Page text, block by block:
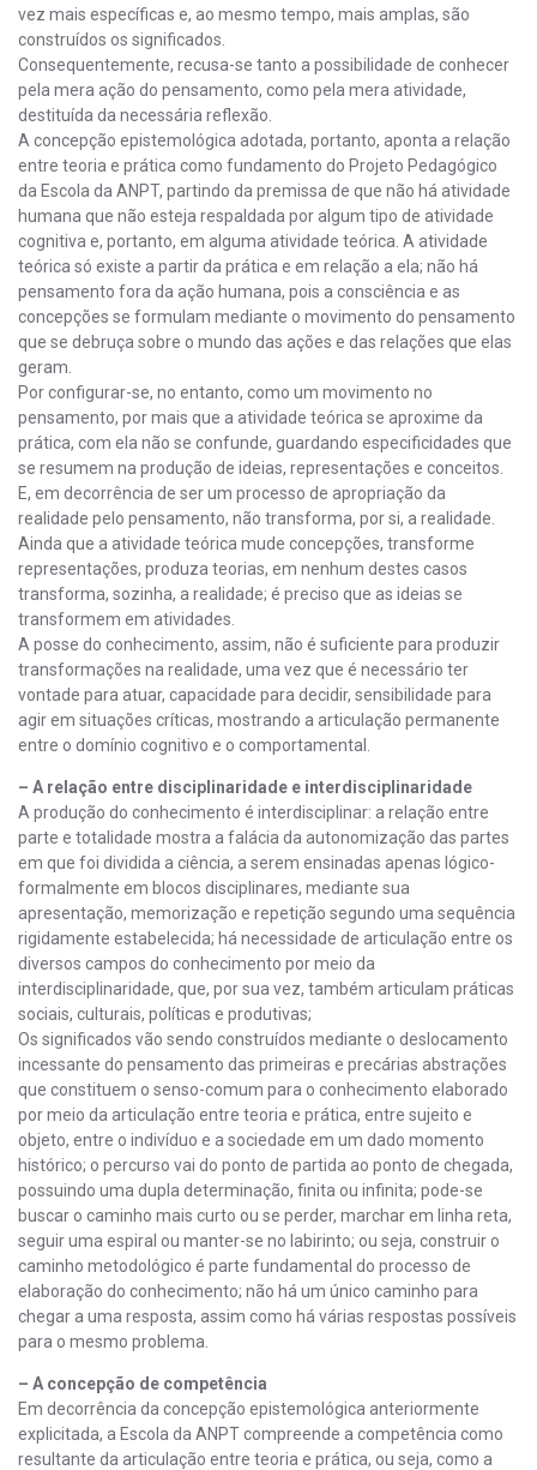
vez mais específicas e, ao mesmo tempo, mais amplas, são
construídos os significados.
Consequentemente, recusa-se tanto a possibilidade de conhecer
pela mera ação do pensamento, como pela mera atividade,
destituída da necessária reflexão.
A concepção epistemológica adotada, portanto, aponta a relação
entre teoria e prática como fundamento do Projeto Pedagógico
da Escola da ANPT, partindo da premissa de que não há atividade
humana que não esteja respaldada por algum tipo de atividade
cognitiva e, portanto, em alguma atividade teórica. A atividade
teórica só existe a partir da prática e em relação a ela; não há
pensamento fora da ação humana, pois a consciência e as
concepções se formulam mediante o movimento do pensamento
que se debruça sobre o mundo das ações e das relações que elas
geram.
Por configurar-se, no entanto, como um movimento no
pensamento, por mais que a atividade teórica se aproxime da
prática, com ela não se confunde, guardando especificidades que
se resumem na produção de ideias, representações e conceitos.
E, em decorrência de ser um processo de apropriação da
realidade pelo pensamento, não transforma, por si, a realidade.
Ainda que a atividade teórica mude concepções, transforme
representações, produza teorias, em nenhum destes casos
transforma, sozinha, a realidade; é preciso que as ideias se
transformem em atividades.
A posse do conhecimento, assim, não é suficiente para produzir
transformações na realidade, uma vez que é necessário ter
vontade para atuar, capacidade para decidir, sensibilidade para
agir em situações críticas, mostrando a articulação permanente
entre o domínio cognitivo e o comportamental.
– A relação entre disciplinaridade e interdisciplinaridade
A produção do conhecimento é interdisciplinar: a relação entre
parte e totalidade mostra a falácia da autonomização das partes
em que foi dividida a ciência, a serem ensinadas apenas lógico-
formalmente em blocos disciplinares, mediante sua
apresentação, memorização e repetição segundo uma sequência
rigidamente estabelecida; há necessidade de articulação entre os
diversos campos do conhecimento por meio da
interdisciplinaridade, que, por sua vez, também articulam práticas
sociais, culturais, políticas e produtivas;
Os significados vão sendo construídos mediante o deslocamento
incessante do pensamento das primeiras e precárias abstrações
que constituem o senso-comum para o conhecimento elaborado
por meio da articulação entre teoria e prática, entre sujeito e
objeto, entre o indivíduo e a sociedade em um dado momento
histórico; o percurso vai do ponto de partida ao ponto de chegada,
possuindo uma dupla determinação, finita ou infinita; pode-se
buscar o caminho mais curto ou se perder, marchar em linha reta,
seguir uma espiral ou manter-se no labirinto; ou seja, construir o
caminho metodológico é parte fundamental do processo de
elaboração do conhecimento; não há um único caminho para
chegar a uma resposta, assim como há várias respostas possíveis
para o mesmo problema.
– A concepção de competência
Em decorrência da concepção epistemológica anteriormente
explicitada, a Escola da ANPT compreende a competência como
resultante da articulação entre teoria e prática, ou seja, como a